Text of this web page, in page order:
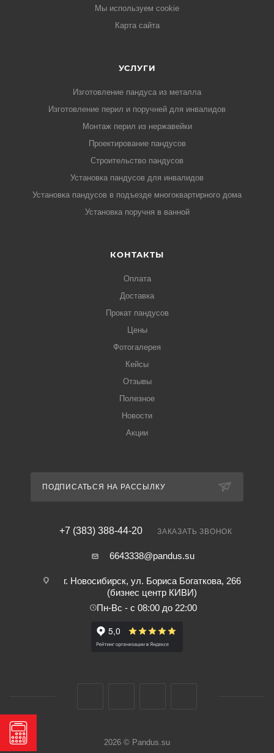
Мы используем cookie
Карта сайта
УСЛУГИ
Изготовление пандуса из металла
Изготовление перил и поручней для инвалидов
Монтаж перил из нержавейки
Проектирование пандусов
Строительство пандусов
Установка пандусов для инвалидов
Установка пандусов в подъезде многоквартирного дома
Установка поручня в ванной
КОНТАКТЫ
Оплата
Доставка
Прокат пандусов
Цены
Фотогалерея
Кейсы
Отзывы
Полезное
Новости
Акции
ПОДПИСАТЬСЯ НА РАССЫЛКУ
+7 (383) 388-44-20 ЗАКАЗАТЬ ЗВОНОК
6643338@pandus.su
г. Новосибирск, ул. Бориса Богаткова, 266
(бизнес центр КИВИ)
Пн-Вс - с 08:00 до 22:00
2026 © Pandus.su